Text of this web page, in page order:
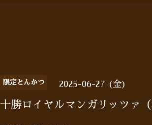
限定とんかつ 2025-06-27 (金)
十勝ロイヤルマンガリッツァ（